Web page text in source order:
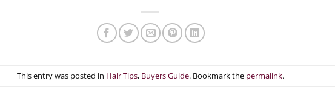
This entry was posted in Hair Tips, Buyers Guide. Bookmark the permalink.